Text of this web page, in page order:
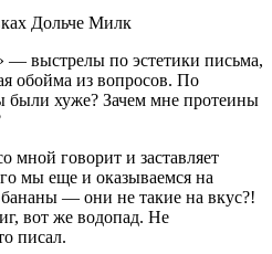
— выстрелы по эстетики письма,
обойма из вопросов. По
были хуже? Зачем мне протеины
мной говорит и заставляет
мы еще и оказываемся на
— они не такие на вкус?!
вот же водопад. Не
писал.